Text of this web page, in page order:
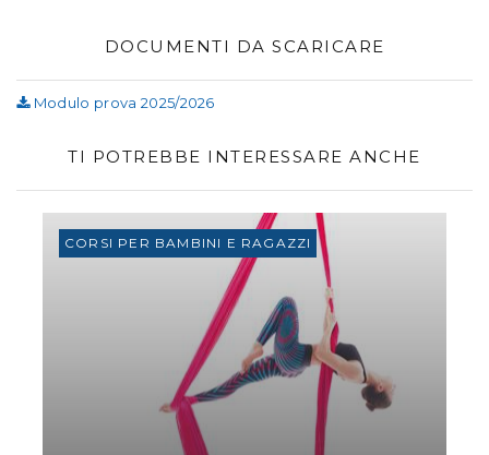
DOCUMENTI DA SCARICARE
Modulo prova 2025/2026
TI POTREBBE INTERESSARE ANCHE
CORSI PER BAMBINI E RAGAZZI